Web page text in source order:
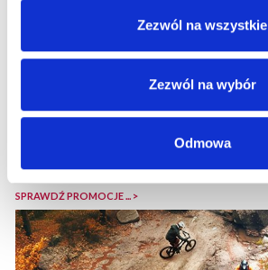
Zezwól na wszystkie
Zezwól na wybór
Odmowa
SEZON NA PROMOCJE
SPRAWDŹ PROMOCJE ... >